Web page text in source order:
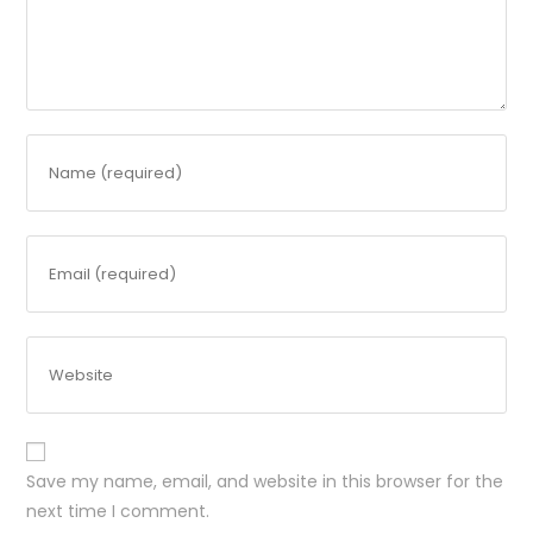
Save my name, email, and website in this browser for the
next time I comment.